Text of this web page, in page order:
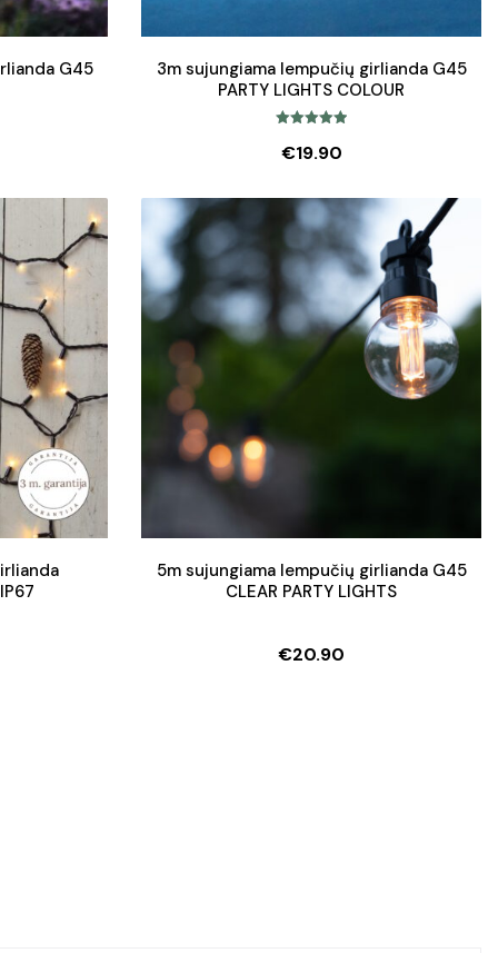
G45
3m sujungiama lempučių girlianda G45
PARTY LIGHTS COLOUR
5.00iš 5
€19.90
5m sujungiama lempučių girlianda G45
CLEAR PARTY LIGHTS
€20.90